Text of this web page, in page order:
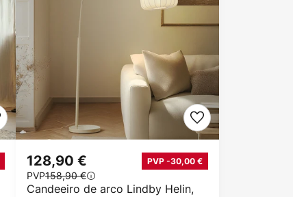
Candeeiro de arco Lindby Helin,
128,90 € PVP -30,00 €
PVP158,90 €